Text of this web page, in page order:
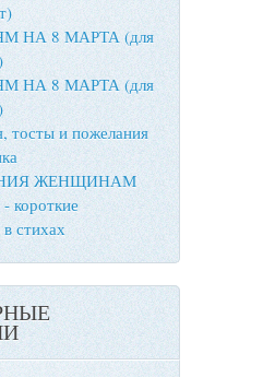
НА 8 МАРТА (для
НА 8 МАРТА (для
тосты и пожелания
ЖЕНЩИНАМ
стихах